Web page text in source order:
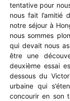
tentative pour
nous fait l’amitié
notre séjour à
nous sommes
qui devait nous
être une
deuxième essai
dessous du
urbaine qui
concourir en son